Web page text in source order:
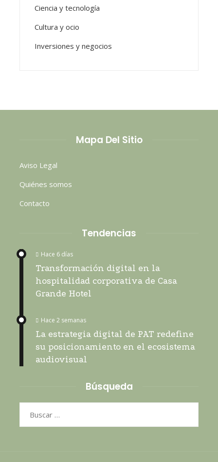
Ciencia y tecnología
Cultura y ocio
Inversiones y negocios
Mapa Del Sitio
Aviso Legal
Quiénes somos
Contacto
Tendencias
Hace 6 días
Transformación digital en la
hospitalidad corporativa de Casa
Grande Hotel
Hace 2 semanas
La estrategia digital de PAT redefine
su posicionamiento en el ecosistema
audiovisual
Búsqueda